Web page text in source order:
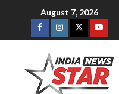
August 7, 2026